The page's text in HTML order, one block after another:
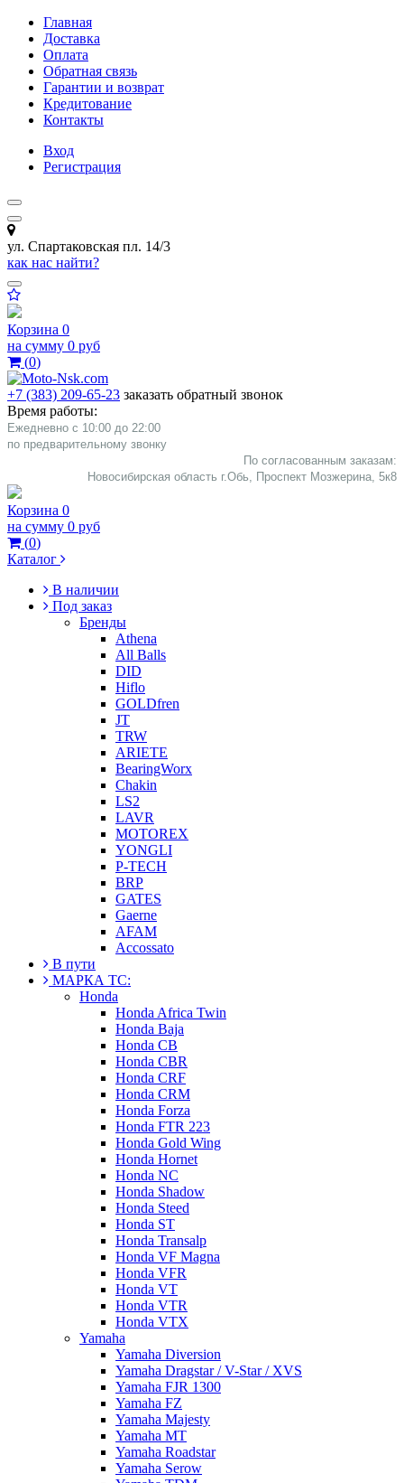
Главная
Доставка
Оплата
Обратная связь
Гарантии и возврат
Кредитование
Контакты
Вход
Регистрация
ул. Спартаковская пл. 14/3
как нас найти?
Корзина 0
на сумму 0 руб
(0)
+7 (383) 209-65-23 заказать обратный звонок
Время работы:
Ежедневно с 10:00 до 22:00
​по предварительному звонку
По согласованным заказам:
Новосибирская область г.Обь, Проспект Мозжерина, 5к8​
Корзина 0
на сумму 0 руб
(0)
Каталог
В наличии
Под заказ
Бренды
Athena
All Balls
DID
Hiflo
GOLDfren
JT
TRW
ARIETE
BearingWorx
Chakin
LS2
LAVR
MOTOREX
YONGLI
P-TECH
BRP
GATES
Gaerne
AFAM
Accossato
В пути
МАРКА ТС:
Honda
Honda Africa Twin
Honda Baja
Honda CB
Honda CBR
Honda CRF
Honda CRM
Honda Forza
Honda FTR 223
Honda Gold Wing
Honda Hornet
Honda NC
Honda Shadow
Honda Steed
Honda ST
Honda Transalp
Honda VF Magna
Honda VFR
Honda VT
Honda VTR
Honda VTX
Yamaha
Yamaha Diversion
Yamaha Dragstar / V-Star / XVS
Yamaha FJR 1300
Yamaha FZ
Yamaha Majesty
Yamaha MT
Yamaha Roadstar
Yamaha Serow